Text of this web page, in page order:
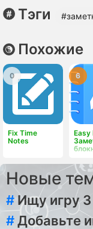
Тэги
Похожие
Fix Time
Notes
0
Easy
6
Новые
# Ищу игру
#Добавьте